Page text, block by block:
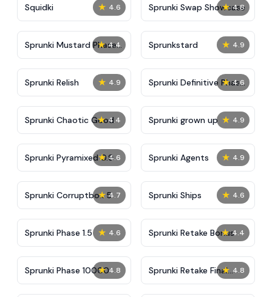
★ 4.6
Squidki ★ 4.8
Sprunki Swap Showcase
★ 4.4
Sprunki Mustard Phase
2
★ 4.9
Sprunkstard
★ 4.9
Sprunki Relish ★ 4.6
Sprunki Definitive Phase
7
★ 4.4
Sprunki Chaotic Good ★ 4.9
Sprunki grown up
★ 4.6
Sprunki Pyramixed 0.9 ★ 4.9
Sprunki Agents
★ 4.7
Sprunki Corruptbox 5 ★ 4.6
Sprunki Ships
★ 4.6
Sprunki Phase 1.5 ★ 4.4
Sprunki Retake Bonus
★ 4.8
Sprunki Phase 10000 ★ 4.8
Sprunki Retake Final
Update